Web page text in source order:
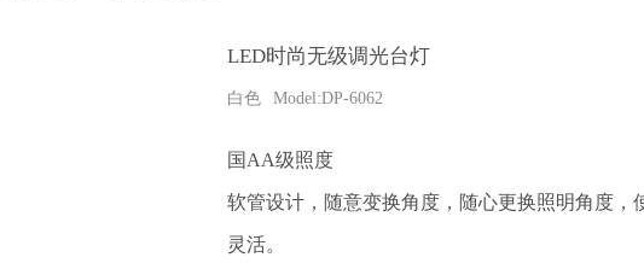
LED时尚无级调光台灯
白色 Model:DP-6062
国AA级照度
软管设计，随意变换角度，随心更换照明角度，
灵活。